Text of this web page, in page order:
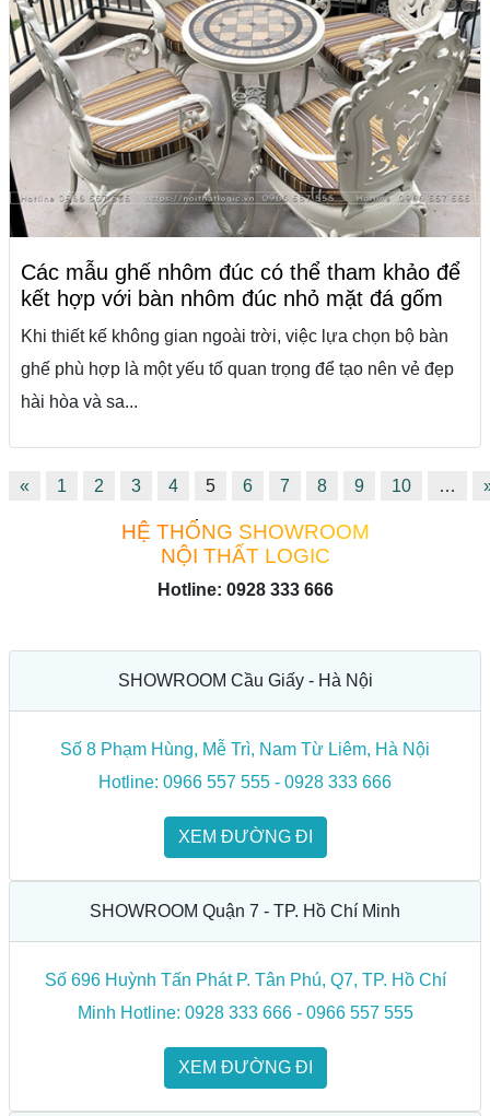
Các mẫu ghế nhôm đúc có thể tham khảo để
kết hợp với bàn nhôm đúc nhỏ mặt đá gốm
Khi thiết kế không gian ngoài trời, việc lựa chọn bộ bàn
ghế phù hợp là một yếu tố quan trọng để tạo nên vẻ đẹp
hài hòa và sa...
« 1 2 3 4 5 6 7 8 9 10 …
HỆ THỐNG SHOWROOM
NỘI THẤT LOGIC
Hotline: 0928 333 666
SHOWROOM Cầu Giấy - Hà Nội
Số 8 Phạm Hùng, Mễ Trì, Nam Từ Liêm, Hà Nội
Hotline: 0966 557 555 - 0928 333 666
XEM ĐƯỜNG ĐI
SHOWROOM Quận 7 - TP. Hồ Chí Minh
Số 696 Huỳnh Tấn Phát P. Tân Phú, Q7, TP. Hồ Chí
Minh Hotline: 0928 333 666 - 0966 557 555
XEM ĐƯỜNG ĐI